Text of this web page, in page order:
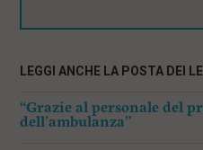
LEGGI ANCHE LA POSTA DEI
“Grazie al personale del
dell’ambulanza”